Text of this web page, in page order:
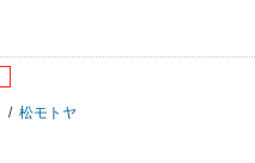
/ 松モトヤ